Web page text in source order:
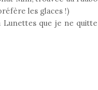
les glaces !)
que je ne